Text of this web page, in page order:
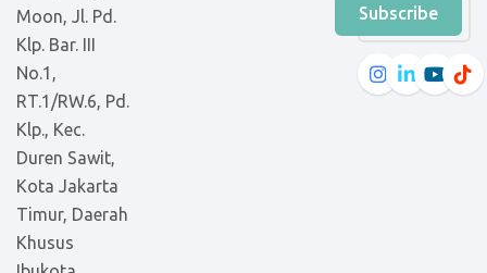
Moon, Jl. Pd.
Klp. Bar. III
No.1,
RT.1/RW.6, Pd.
Klp., Kec.
Duren Sawit,
Kota Jakarta
Timur, Daerah
Khusus
Subscribe